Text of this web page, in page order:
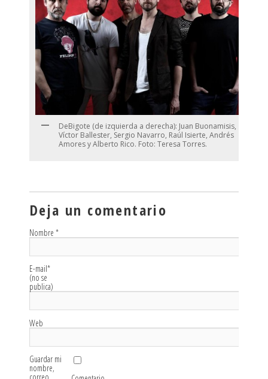
DeBigote (de izquierda a derecha): Juan Buonamisis,
Víctor Ballester, Sergio Navarro, Raúl Isierte, Andrés
Amores y Alberto Rico. Foto: Teresa Torres.
Deja un comentario
Nombre *
E-mail*
(no se
publica)
Web
Guardar mi
nombre,